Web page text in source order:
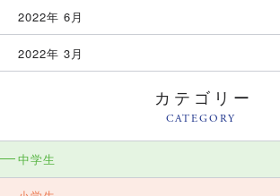
2022年 6月
2022年 3月
カテゴリー
CATEGORY
中学生